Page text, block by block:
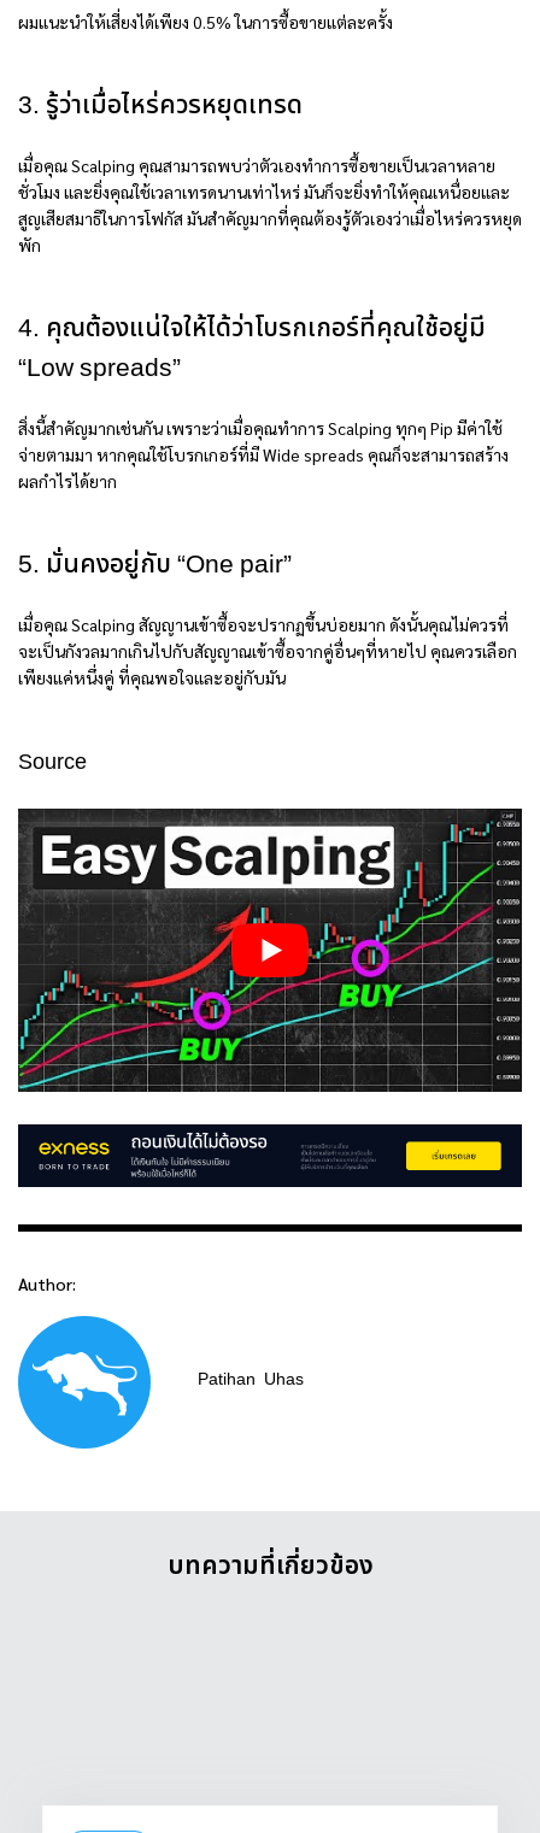
ผมแนะนำให้เสี่ยงได้เพียง 0.5% ในการซื้อขายแต่ละครั้ง
3. รู้ว่าเมื่อไหร่ควรหยุดเทรด
เมื่อคุณ Scalping คุณสามารถพบว่าตัวเองทำการซื้อขายเป็นเวลาหลาย
ชั่วโมง และยิ่งคุณใช้เวลาเทรดนานเท่าไหร่ มันก็จะยิ่งทำให้คุณเหนื่อยและ
สูญเสียสมาธิในการโฟกัส มันสำคัญมากที่คุณต้องรู้ตัวเองว่าเมื่อไหร่ควรหยุด
พัก
4. คุณต้องแน่ใจให้ได้ว่าโบรกเกอร์ที่คุณใช้อยู่มี
“Low spreads”
สิ่งนี้สำคัญมากเช่นกัน เพราะว่าเมื่อคุณทำการ Scalping ทุกๆ Pip มีค่าใช้
จ่ายตามมา หากคุณใช้โบรกเกอร์ที่มี Wide spreads คุณก็จะสามารถสร้าง
ผลกำไรได้ยาก
5. มั่นคงอยู่กับ “One pair”
เมื่อคุณ Scalping สัญญานเข้าซื้อจะปรากฏขึ้นบ่อยมาก ดังนั้นคุณไม่ควรที่
จะเป็นกังวลมากเกินไปกับสัญญาณเข้าซื้อจากคู่อื่นๆที่หายไป คุณควรเลือก
เพียงแค่หนึ่งคู่ ที่คุณพอใจและอยู่กับมัน
Source
Author:
Patihan Uhas
บทความที่เกี่ยวข้อง